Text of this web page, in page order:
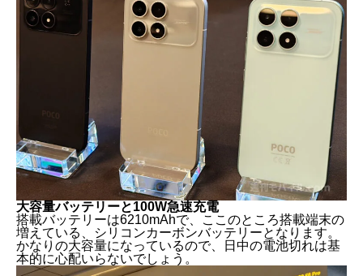
大容量バッテリーと100W急速充電
搭載バッテリーは6210mAhで、ここのところ搭載端末の
増えている、シリコンカーボンバッテリーとなります。
かなりの大容量になっているので、日中の電池切れは基
本的に心配いらないでしょう。